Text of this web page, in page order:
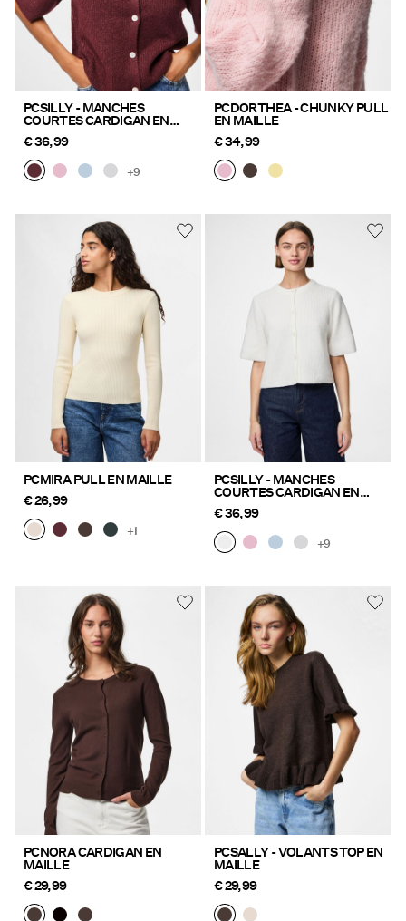
PCSILLY - MANCHES
COURTES CARDIGAN EN
€ 36,99
+9
PCDORTHEA - CHUNKY PULL
EN MAILLE
€ 34,99
PCMIRA PULL EN MAILLE
€ 26,99
+1
PCSILLY - MANCHES
COURTES CARDIGAN EN
MAILLE
€ 36,99
+9
PCNORA CARDIGAN EN
MAILLE
€ 29,99
PCSALLY - VOLANTS TOP EN
MAILLE
€ 29,99